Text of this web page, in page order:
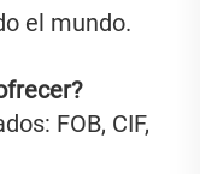
el mundo.
FOB, CIF,